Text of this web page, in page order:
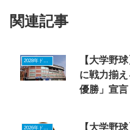
関連記事
2028年ドラフトニュース
【大学野
に戦力揃
優勝」宣言
2026年ドラフトニュース
【大学野